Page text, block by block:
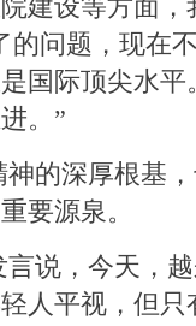
建设等方面
的问题，现在
国际顶尖水
。”
的深厚根基
要源泉。
说，今天，
人平视，但